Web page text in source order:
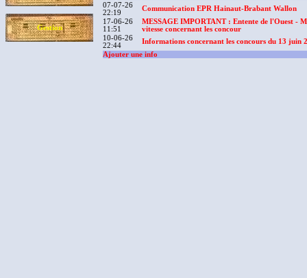
Gestion
07-07-26
22:19
Communication EPR Hainaut-Brabant Wallon
17-06-26
11:51
MESSAGE IMPORTANT : Entente de l'Ouest -
vitesse concernant les concour
10-06-26
22:44
Informations concernant les concours du 13 juin
Ajouter une info